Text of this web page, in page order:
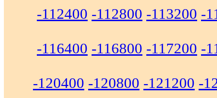
-112400 -112800 -113200 -
-116400 -116800 -117200 -
-120400 -120800 -121200 -